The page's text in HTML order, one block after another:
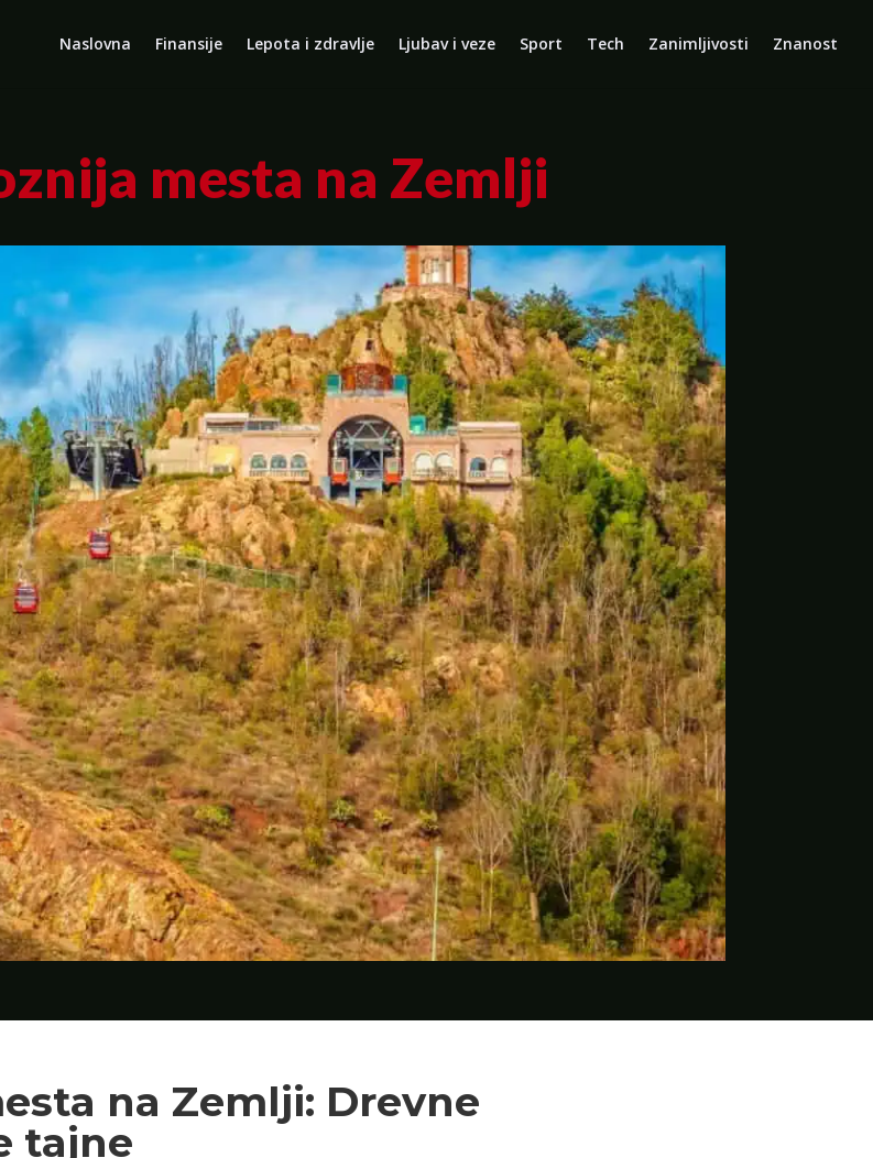
Naslovna Finansije Lepota i zdravlje Ljubav i veze Sport Tech Zanimljivosti Znanost
mesta na Zemlji
na Zemlji: Drevne
tajne